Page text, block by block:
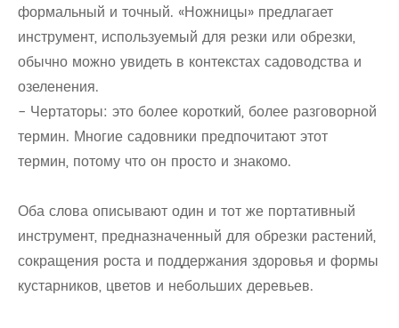
формальный и точный. «Ножницы» предлагает
инструмент, используемый для резки или обрезки,
обычно можно увидеть в контекстах садоводства и
озеленения.
- Чертаторы: это более короткий, более разговорной
термин. Многие садовники предпочитают этот
термин, потому что он просто и знакомо.
Оба слова описывают один и тот же портативный
инструмент, предназначенный для обрезки растений,
сокращения роста и поддержания здоровья и формы
кустарников, цветов и небольших деревьев.